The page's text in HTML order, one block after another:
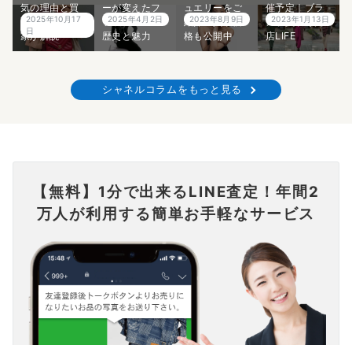
気の理由と買
取相場を専門
家が解説
2025年10月17
日
ーが変えたフ
ァッションの
歴史と魅力
2025年4月2日
ュエリーをご
紹介！買取価
格も公開中
2023年8月9日
催予定｜ブラ
ンド買取専門
店LIFE
2023年1月13日
シャネルコラムをもっと見る
【無料】1分で出来るLINE査定！年間2
万人が利用する簡単お手軽なサービス